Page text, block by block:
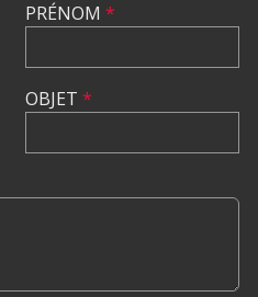
PRÉNOM *
OBJET *